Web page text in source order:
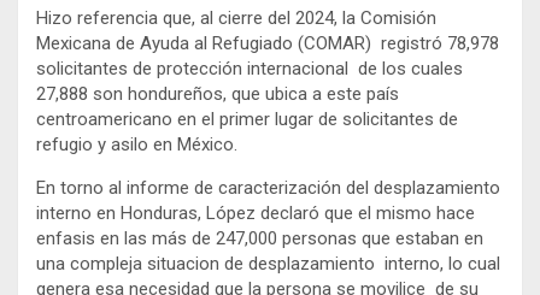
Hizo referencia que, al cierre del 2024, la Comisión
Mexicana de Ayuda al Refugiado (COMAR) registró 78,978
solicitantes de protección internacional de los cuales
27,888 son hondureños, que ubica a este país
centroamericano en el primer lugar de solicitantes de
refugio y asilo en México.
En torno al informe de caracterización del desplazamiento
interno en Honduras, López declaró que el mismo hace
enfasis en las más de 247,000 personas que estaban en
una compleja situacion de desplazamiento interno, lo cual
genera esa necesidad que la persona se movilice de su